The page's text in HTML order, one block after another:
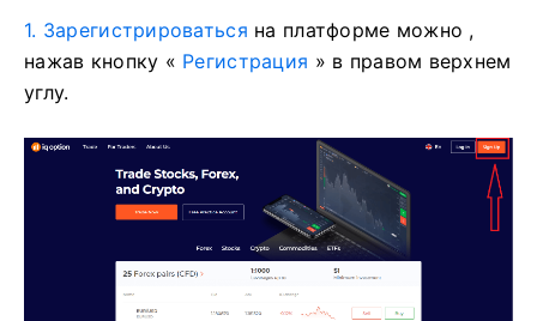
1. Зарегистрироваться на платформе можно ,
нажав кнопку « Регистрация » в правом верхнем
углу.